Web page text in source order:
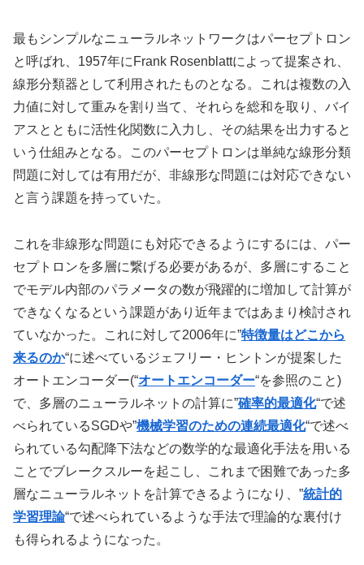
最もシンプルなニューラルネットワークはパーセプトロン
と呼ばれ、 1957年にFrank Rosenblattによって提案され、
線形分類器として利用されたものとなる。これは複数の入
力値に対して重みを割り当て、それらを総和を取り、バイ
アスとともに活性化関数に入力し、その結果を出力すると
いう仕組みとなる。このパーセプトロンは単純な線形分類
問題に対しては有用だが、非線形な問題には対応できない
と言う課題を持っていた。
これを非線形な問題にも対応できるようにするには、 パー
セプトロンを多層に繋げる必要があるが、多層にすること
でモデル内部のパラメータの数が飛躍的に増加して計算が
できなくなるという課題があり近年まではあまり検討され
ていなかった。これに対して2006年に”特徴量はどこから
来るのか“に述べている ジェフリー・ヒントンが提案した
オートエンコーダー(“オートエンコーダー“を参照のこと)
で、多層のニューラルネットの計算に”確率的最適化“で述
べられているSGDや”機械学習のための連続最適化“で述べ
られている勾配降下法などの数学的な最適化手法を用いる
ことでブレークスルーを起こし、これまで困難であった多
層なニューラルネットを計算できるようになり、”統計的
学習理論“で述べられているような手法で理論的な裏付け
も得られるようになった。